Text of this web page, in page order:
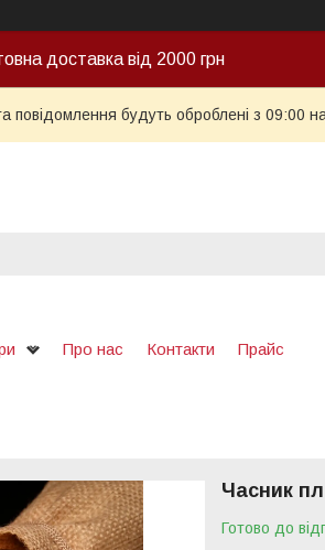
доставка від 2000 грн
повідомлення будуть оброблені з 09:00
Про нас Контакти Прайс
Часник
Готово до